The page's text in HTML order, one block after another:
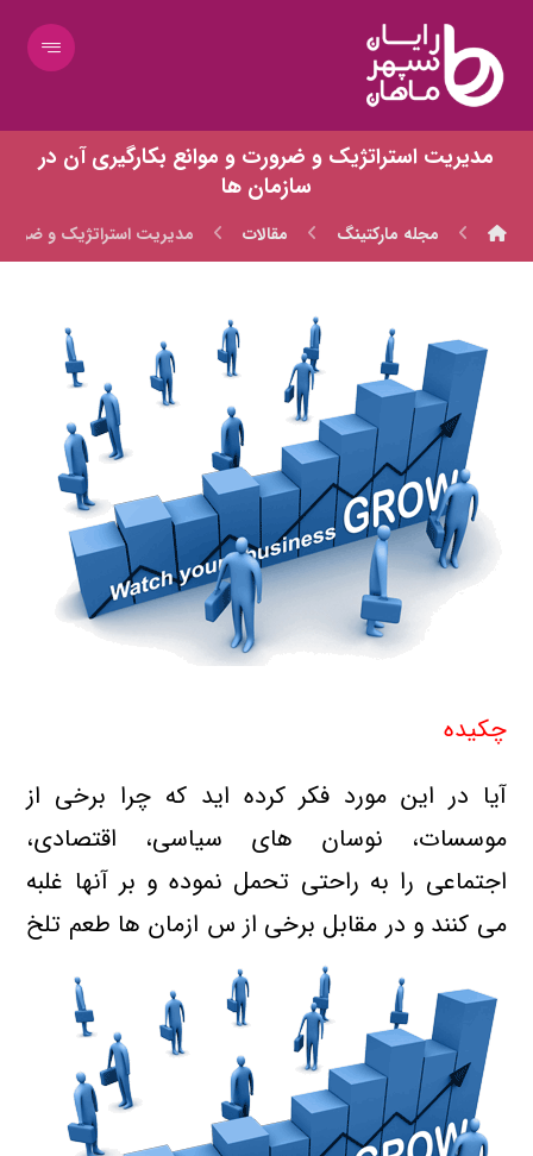
مدیریت استراتژیک و ضرورت و موانع بکارگیری آن در
سازمان ها
مجله مارکتینگ مقالات مدیریت استراتژیک و
چکیده
آیا در این مورد فکر کرده اید که چرا برخی از
موسسات، نوسان های سیاسی، اقتصادی،
اجتماعی را به راحتی تحمل نموده و بر آنها غلبه
می کنند و در مقابل برخی از س ازمان ها طعم تلخ